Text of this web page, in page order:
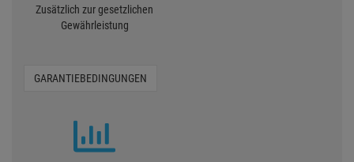
Zusätzlich zur gesetzlichen
Gewährleistung
GARANTIEBEDINGUNGEN